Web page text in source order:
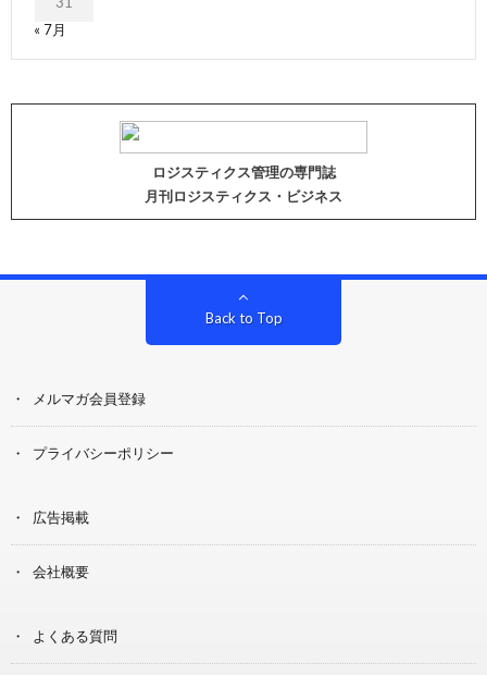
« 7月
ロジスティクス管理の専門誌
月刊ロジスティクス・ビジネス
Back to Top
メルマガ会員登録
プライバシーポリシー
広告掲載
会社概要
よくある質問